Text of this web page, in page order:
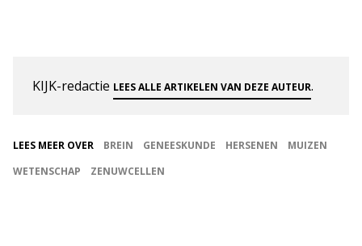
KIJK-redactie LEES ALLE ARTIKELEN VAN DEZE AUTEUR.
LEES MEER OVER BREIN GENEESKUNDE HERSENEN
MUIZEN
WETENSCHAP
ZENUWCELLEN